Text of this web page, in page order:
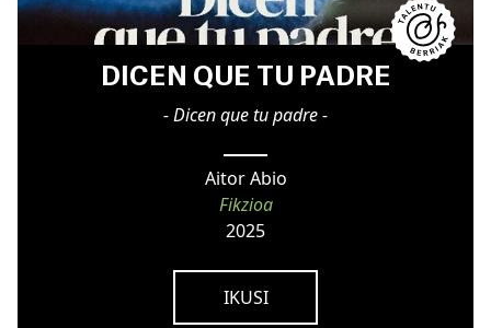
DICEN QUE TU PADRE
- Dicen que tu padre -
Aitor Abio
Fikzioa
2025
IKUSI